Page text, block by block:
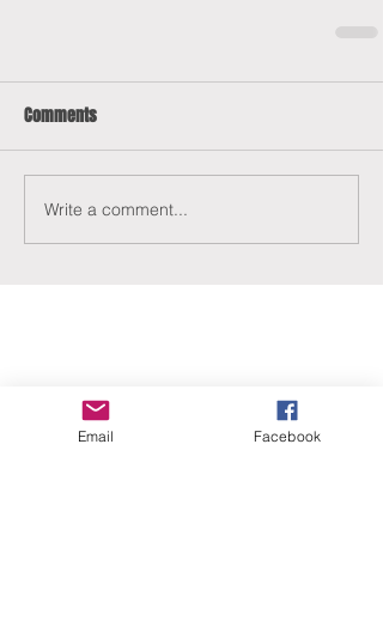
Comments
Write a comment...
ERANUS Alapítvány
Email Facebook